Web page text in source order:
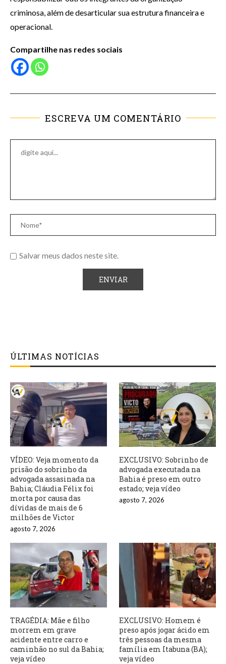
criminosa, além de desarticular sua estrutura financeira e
operacional.
Compartilhe nas redes sociais
ESCREVA UM COMENTÁRIO
Salvar meus dados neste site.
ÚLTIMAS NOTÍCIAS
VÍDEO: Veja momento da
prisão do sobrinho da
advogada assasinada na
Bahia; Cláudia Félix foi
morta por causa das
dívidas de mais de 6
milhões de Victor
agosto 7, 2026
EXCLUSIVO: Sobrinho de
advogada executada na
Bahia é preso em outro
estado; veja vídeo
agosto 7, 2026
TRAGÉDIA: Mãe e filho
morrem em grave
acidente entre carro e
caminhão no sul da Bahia;
veja vídeo
EXCLUSIVO: Homem é
preso após jogar ácido em
três pessoas da mesma
família em Itabuna (BA);
veja vídeo